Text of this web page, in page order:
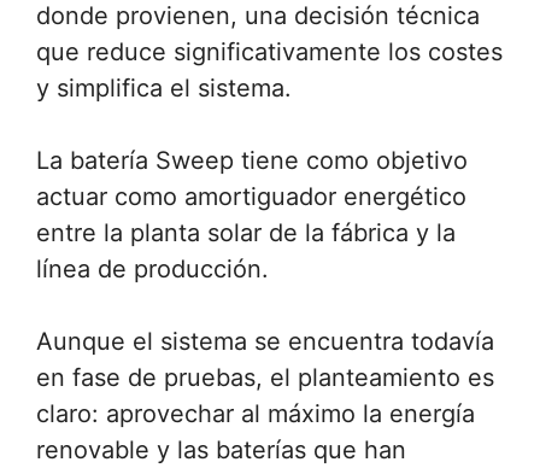
donde provienen, una decisión técnica
que reduce significativamente los costes
y simplifica el sistema.
La batería Sweep tiene como objetivo
actuar como amortiguador energético
entre la planta solar de la fábrica y la
línea de producción.
Aunque el sistema se encuentra todavía
en fase de pruebas, el planteamiento es
claro: aprovechar al máximo la energía
renovable y las baterías que han